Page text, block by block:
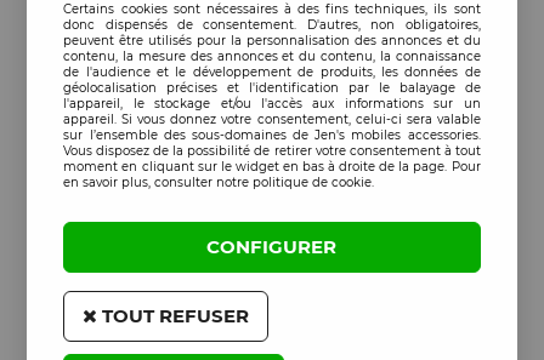
Certains cookies sont nécessaires à des fins techniques, ils sont
donc dispensés de consentement. D'autres, non obligatoires,
peuvent être utilisés pour la personnalisation des annonces et du
contenu, la mesure des annonces et du contenu, la connaissance
de l'audience et le développement de produits, les données de
géolocalisation précises et l'identification par le balayage de
l'appareil, le stockage et/ou l'accès aux informations sur un
appareil. Si vous donnez votre consentement, celui-ci sera valable
sur l’ensemble des sous-domaines de Jen's mobiles accessories.
Vous disposez de la possibilité de retirer votre consentement à tout
moment en cliquant sur le widget en bas à droite de la page. Pour
en savoir plus, consulter notre politique de cookie.
CONFIGURER
TOUT REFUSER